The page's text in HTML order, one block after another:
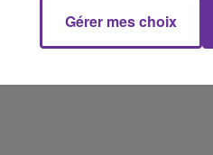
que l'hôpital avait été
les conditions dans lesquelles
Gérer mes choix